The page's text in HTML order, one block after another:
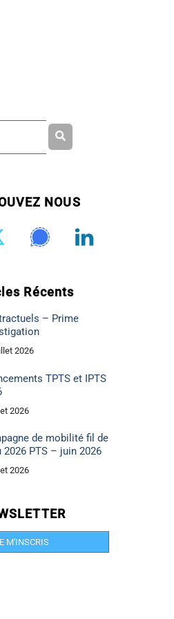
NOUS
Récents
– Prime
2026
TPTS et IPTS
2026
de mobilité fil de
2026 PTS – juin 2026
2026
M'INSCRIS